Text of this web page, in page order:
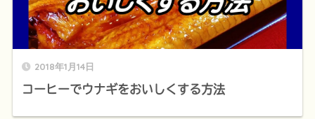
2018年1月14日
コーヒーでウナギをおいしくする方法